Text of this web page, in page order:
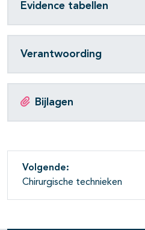
Evidence tabellen
Verantwoording
Bijlagen
Volgende:
Chirurgische technieken